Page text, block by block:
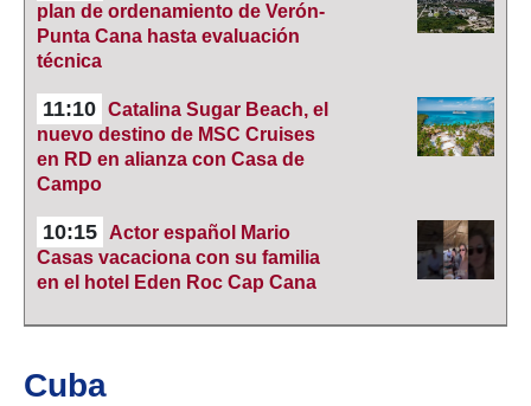
plan de ordenamiento de Verón-
Punta Cana hasta evaluación
técnica
11:10 Catalina Sugar Beach, el
nuevo destino de MSC Cruises
en RD en alianza con Casa de
Campo
10:15
Actor español Mario
Casas vacaciona con su familia
en el hotel Eden Roc Cap Cana
Cuba